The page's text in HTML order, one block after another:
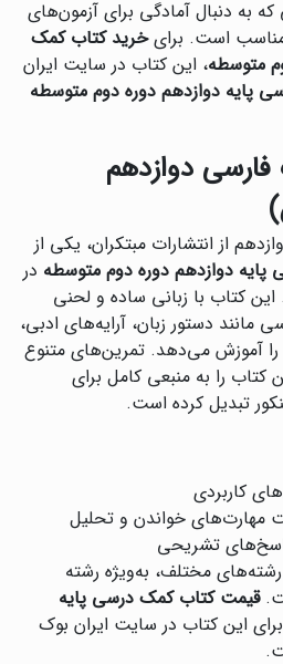
به دنبال آمادگی برای آزمون‌های
مناسب است. برایخرید کتاب کمک
متوسطه، این کتاب در سایت ایران
پایه دوازدهم دوره دوم متوسطه
دوازدهم
از انتشارات مبتکران، یکی از
دوازدهم دوره دوم متوسطه در
کتاب با زبانی ساده و لحنی
مانند دستور زبان، آرایه‌های ادبی،
را آموزش می‌دهد. تمرین‌های متنوع
کتاب را به منبعی کامل برای
تبدیل کرده است.
کاربردی
مهارت‌های خواندن و تحلیل
پاسخ‌های تشریحی
مختلف، به‌ویژه رشته
قیمت کتاب کمک درسی پایه
برای این کتاب در سایت ایران بوک